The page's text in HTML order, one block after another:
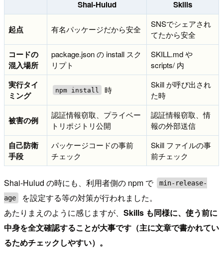
Shai-Hulud Skills
起点 有名パッケージだから安全
SNSでシェアされ
てたから安全
コードの
混入場所
package.json の install スク
リプト
SKILL.md や
scripts/ 内
実行タイ
ミング
npm install 時
Skill が呼び出され
た時
被害の例
認証情報窃取、プライベー
トリポジトリ公開
認証情報窃取、情
報の外部送信
自己防衛
手段
パッケージコードの事前
チェック
Skill ファイルの事
前チェック
Shai-Hulud の時にも、利用者側の npm で
min-release-
age
を設定する等の対策が行われました。
あたりまえのように感じますが、 Skills も同様に、使う前に
中身を全文確認することが大事です（主に文章で書かれてい
るためチェックしやすい）。